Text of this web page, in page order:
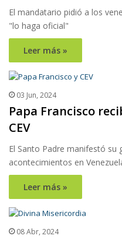
El mandatario pidió a los
"lo haga oficial"
Leer más »
03 Jun, 2024
Papa Francisco
CEV
El Santo Padre manifestó su
acontecimientos en
Leer más »
08 Abr, 2024